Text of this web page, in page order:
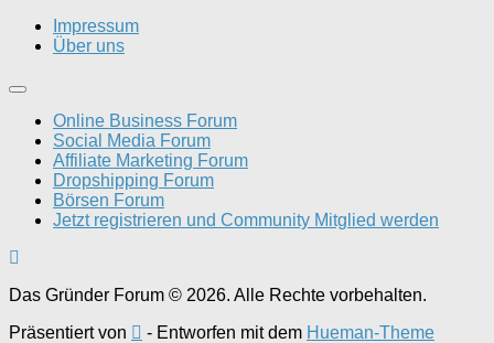
Impressum
Über uns
Online Business Forum
Social Media Forum
Affiliate Marketing Forum
Dropshipping Forum
Börsen Forum
Jetzt registrieren und Community Mitglied werden
Das Gründer Forum © 2026. Alle Rechte vorbehalten.
Präsentiert von
- Entworfen mit dem Hueman-Theme